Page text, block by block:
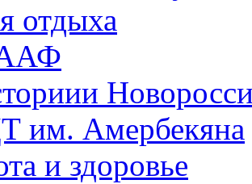
отдыха
им. Амербекяна
и здоровье